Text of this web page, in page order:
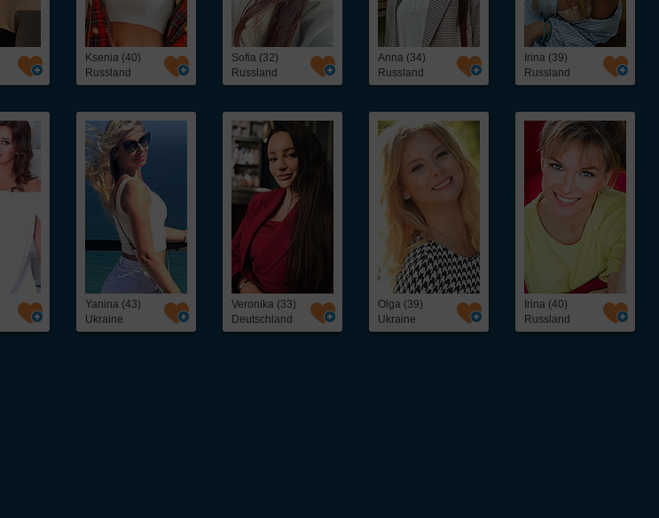
Ksenia (40)
Russland
Sofia (32)
Russland
Anna (34)
Russland
Irina (39)
Russland
Yanina (43)
Ukraine
Veronika (33)
Deutschland
Olga (39)
Ukraine
Irina (40)
Russland